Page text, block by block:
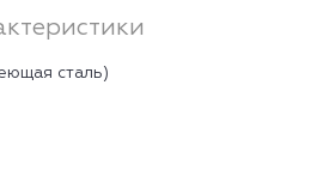
сталь)